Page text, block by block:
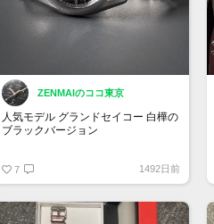
ZENMAIのココ東京
人気モデル グランドセイコー 白樺の
ブラックバージョン
Evolution 9 Collection
1,210,000 円（税込）
7 1492日前